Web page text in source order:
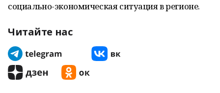
социально-экономическая ситуация в регионе.
Читайте нас